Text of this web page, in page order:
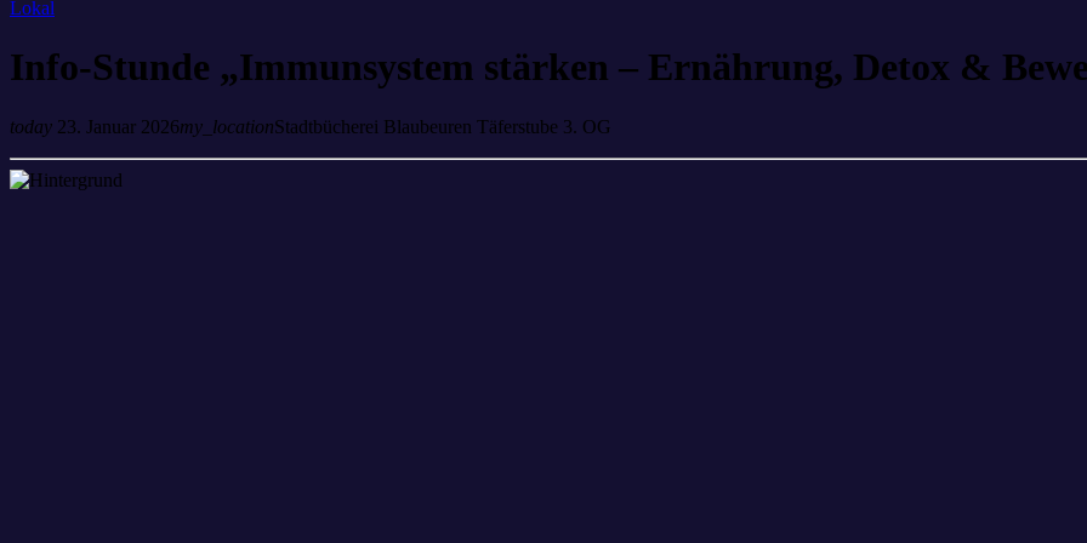
Lokal
Info-Stunde „Immunsystem stärken – Ernährung, Detox &
today 23. Januar 2026my_locationStadtbücherei Blaubeuren Täferstube 3. OG